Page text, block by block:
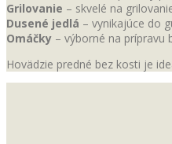
Grilovanie – skvelé na
Dusené jedlá – vynikajúce do
Omáčky – výborné na
Hovädzie predné bez kosti je